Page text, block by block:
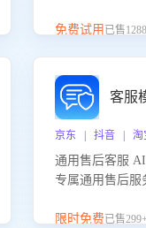
景提供强大的知
免费试用 已售
客服
京东 | 抖音 | 淘
通用售后客服
专属通用售后服
咨询等售后场景
限时免费已售299+